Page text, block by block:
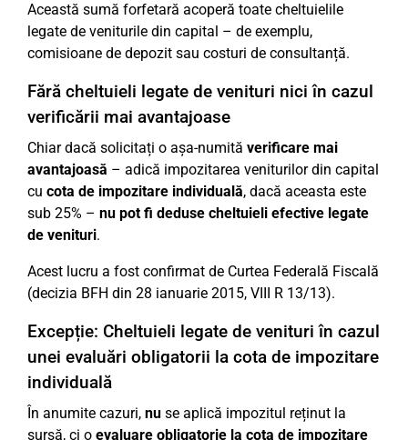
Această sumă forfetară acoperă toate cheltuielile
legate de veniturile din capital – de exemplu,
comisioane de depozit sau costuri de consultanță.
Fără cheltuieli legate de venituri nici în cazul
verificării mai avantajoase
Chiar dacă solicitați o așa-numită verificare mai
avantajoasă – adică impozitarea veniturilor din capital
cu cota de impozitare individuală, dacă aceasta este
sub 25% – nu pot fi deduse cheltuieli efective legate
de venituri.
Acest lucru a fost confirmat de Curtea Federală Fiscală
(decizia BFH din 28 ianuarie 2015, VIII R 13/13).
Excepție: Cheltuieli legate de venituri în cazul
unei evaluări obligatorii la cota de impozitare
individuală
În anumite cazuri, nu se aplică impozitul reținut la
sursă, ci o evaluare obligatorie la cota de impozitare